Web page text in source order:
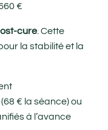
€
cure. Cette
la stabilité et la
€ la séance) ou
à l’avance